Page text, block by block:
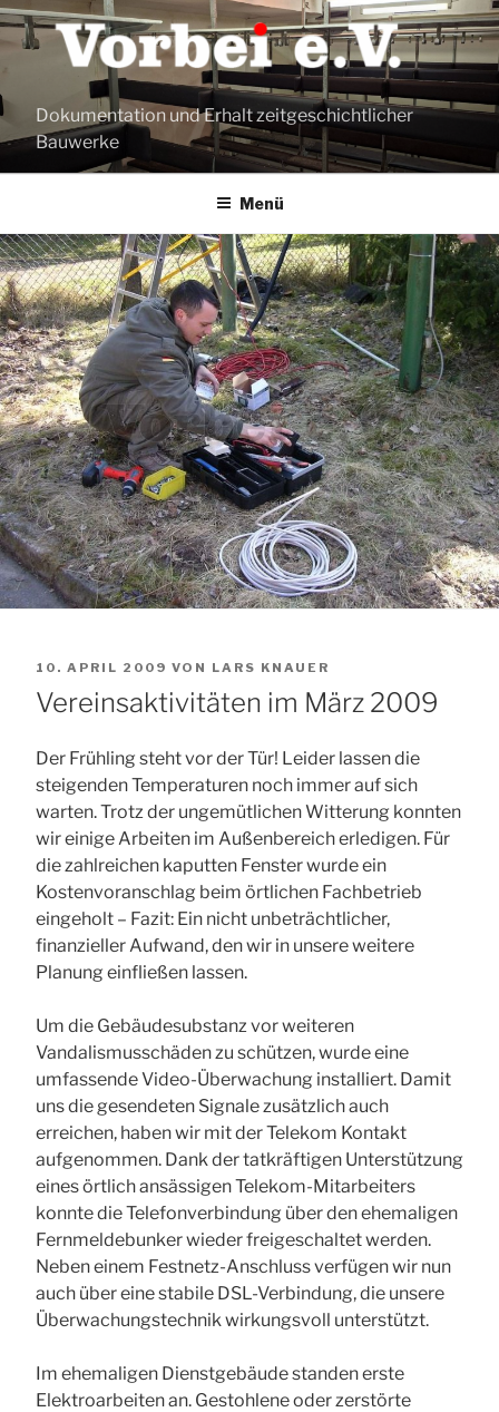
Zum
Inhalt
springen
Dokumentation und Erhalt zeitgeschichtlicher
Bauwerke
Menü
VERÖFFENTLICHT
AM
10. APRIL 2009 VON LARS KNAUER
Vereinsaktivitäten im März 2009
Der Frühling steht vor der Tür! Leider lassen die
steigenden Temperaturen noch immer auf sich
warten. Trotz der ungemütlichen Witterung konnten
wir einige Arbeiten im Außenbereich erledigen. Für
die zahlreichen kaputten Fenster wurde ein
Kostenvoranschlag beim örtlichen Fachbetrieb
eingeholt – Fazit: Ein nicht unbeträchtlicher,
finanzieller Aufwand, den wir in unsere weitere
Planung einfließen lassen.
Um die Gebäudesubstanz vor weiteren
Vandalismusschäden zu schützen, wurde eine
umfassende Video-Überwachung installiert. Damit
uns die gesendeten Signale zusätzlich auch
erreichen, haben wir mit der Telekom Kontakt
aufgenommen. Dank der tatkräftigen Unterstützung
eines örtlich ansässigen Telekom-Mitarbeiters
konnte die Telefonverbindung über den ehemaligen
Fernmeldebunker wieder freigeschaltet werden.
Neben einem Festnetz-Anschluss verfügen wir nun
auch über eine stabile DSL-Verbindung, die unsere
Überwachungstechnik wirkungsvoll unterstützt.
Im ehemaligen Dienstgebäude standen erste
Elektroarbeiten an. Gestohlene oder zerstörte